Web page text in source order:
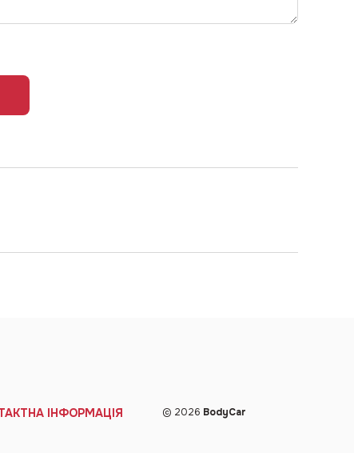
ІНФОРМАЦІЯ © 2026 BodyCar